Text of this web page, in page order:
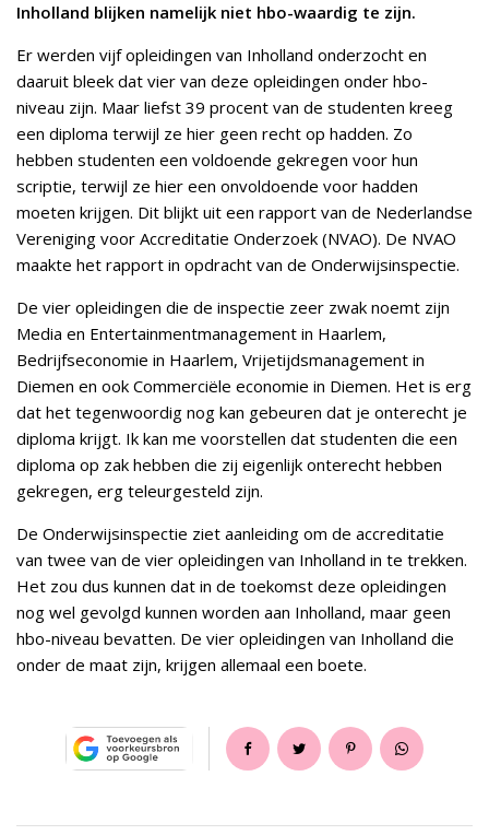
Inholland blijken namelijk niet hbo-waardig te zijn.
Er werden vijf opleidingen van Inholland onderzocht en
daaruit bleek dat vier van deze opleidingen onder hbo-
niveau zijn. Maar liefst 39 procent van de studenten kreeg
een diploma terwijl ze hier geen recht op hadden. Zo
hebben studenten een voldoende gekregen voor hun
scriptie, terwijl ze hier een onvoldoende voor hadden
moeten krijgen. Dit blijkt uit een rapport van de Nederlandse
Vereniging voor Accreditatie Onderzoek (NVAO). De NVAO
maakte het rapport in opdracht van de Onderwijsinspectie.
De vier opleidingen die de inspectie zeer zwak noemt zijn
Media en Entertainmentmanagement in Haarlem,
Bedrijfseconomie in Haarlem, Vrijetijdsmanagement in
Diemen en ook Commerciële economie in Diemen. Het is erg
dat het tegenwoordig nog kan gebeuren dat je onterecht je
diploma krijgt. Ik kan me voorstellen dat studenten die een
diploma op zak hebben die zij eigenlijk onterecht hebben
gekregen, erg teleurgesteld zijn.
De Onderwijsinspectie ziet aanleiding om de accreditatie
van twee van de vier opleidingen van Inholland in te trekken.
Het zou dus kunnen dat in de toekomst deze opleidingen
nog wel gevolgd kunnen worden aan Inholland, maar geen
hbo-niveau bevatten. De vier opleidingen van Inholland die
onder de maat zijn, krijgen allemaal een boete.